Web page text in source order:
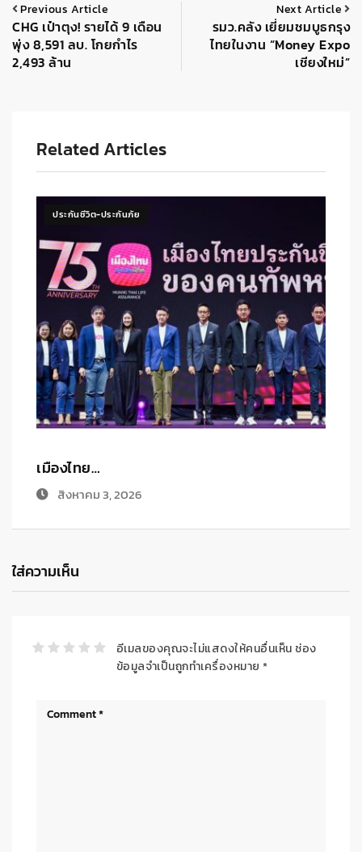
Previous Article
CHG เป๋าตุง! รายได้ 9 เดือน
พุ่ง 8,591 ลบ. โกยกำไร
2,493 ล้าน
Next Article
รมว.คลัง เยี่ยมชมบูธกรุง
ไทยในงาน “Money Expo
เชียงใหม่”
Related Articles
ประกันชีวิต-ประกันภัย
เมืองไทย…
กรกฎาคม 24, 2026
ใส่ความเห็น
อีเมลของคุณจะไม่แสดงให้คนอื่นเห็น ช่อง
ข้อมูลจำเป็นถูกทำเครื่องหมาย *